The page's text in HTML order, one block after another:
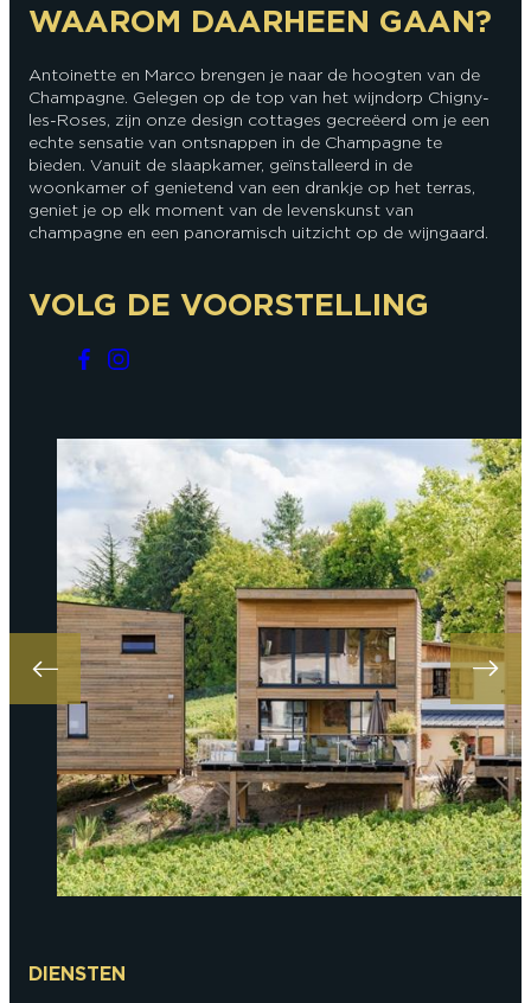
WAAROM DAARHEEN GAAN?
Antoinette en Marco brengen je naar de hoogten van de
Champagne. Gelegen op de top van het wijndorp Chigny-
les-Roses, zijn onze design cottages gecreëerd om je een
echte sensatie van ontsnappen in de Champagne te
bieden. Vanuit de slaapkamer, geïnstalleerd in de
woonkamer of genietend van een drankje op het terras,
geniet je op elk moment van de levenskunst van
champagne en een panoramisch uitzicht op de wijngaard.
VOLG DE VOORSTELLING
DIENSTEN